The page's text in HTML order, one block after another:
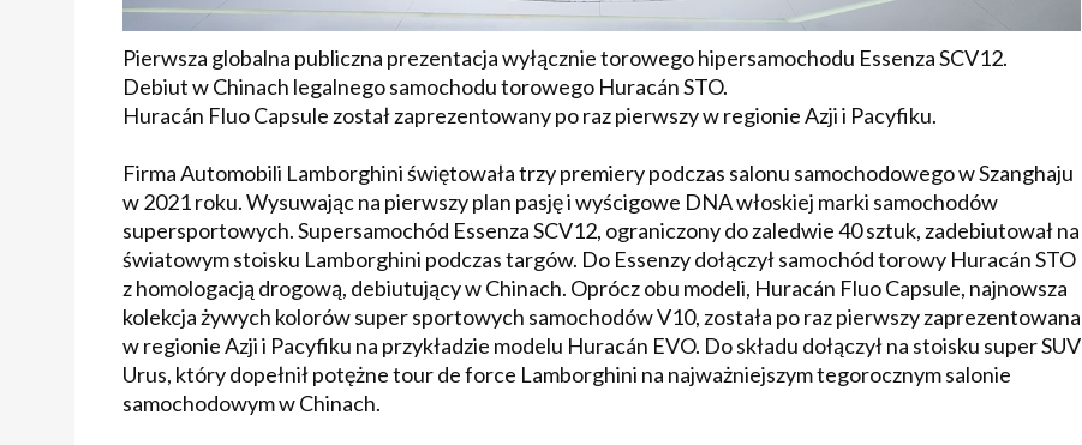
Pierwsza globalna publiczna prezentacja wyłącznie torowego hipersamochodu Essenza SCV12.
Debiut w Chinach legalnego samochodu torowego Huracán STO.
Huracán Fluo Capsule został zaprezentowany po raz pierwszy w regionie Azji i Pacyfiku.
Firma Automobili Lamborghini świętowała trzy premiery podczas salonu samochodowego w Szanghaju
w 2021 roku. Wysuwając na pierwszy plan pasję i wyścigowe DNA włoskiej marki samochodów
supersportowych. Supersamochód Essenza SCV12, ograniczony do zaledwie 40 sztuk, zadebiutował na
światowym stoisku Lamborghini podczas targów. Do Essenzy dołączył samochód torowy Huracán STO
z homologacją drogową, debiutujący w Chinach. Oprócz obu modeli, Huracán Fluo Capsule, najnowsza
kolekcja żywych kolorów super sportowych samochodów V10, została po raz pierwszy zaprezentowana
w regionie Azji i Pacyfiku na przykładzie modelu Huracán EVO. Do składu dołączył na stoisku super SUV
Urus, który dopełnił potężne tour de force Lamborghini na najważniejszym tegorocznym salonie
samochodowym w Chinach.